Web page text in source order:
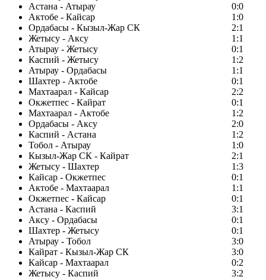
Астана - Атырау
0:0
Актобе - Кайсар
1:0
Ордабасы - Кызыл-Жар СК
2:1
Жетысу - Аксу
1:1
Атырау - Жетысу
0:1
Каспий - Жетысу
1:2
Атырау - Ордабасы
1:1
Шахтер - Актобе
0:1
Махтаарал - Кайсар
2:2
Окжетпес - Кайрат
0:1
Махтаарал - Актобе
1:2
Ордабасы - Аксу
2:0
Каспий - Астана
1:2
Тобол - Атырау
1:0
Кызыл-Жар СК - Кайрат
2:1
Жетысу - Шахтер
1:3
Кайсар - Окжетпес
0:1
Актобе - Махтаарал
1:1
Окжетпес - Кайсар
0:1
Астана - Каспий
3:1
Аксу - Ордабасы
0:1
Шахтер - Жетысу
0:1
Атырау - Тобол
3:0
Кайрат - Кызыл-Жар СК
3:0
Кайсар - Махтаарал
0:2
Жетысу - Каспий
3:2